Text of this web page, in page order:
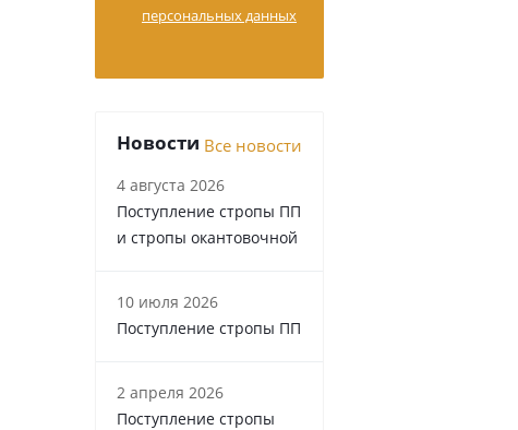
персональных данных
Новости Все новости
4 августа 2026
Поступление стропы ПП
и стропы окантовочной
10 июля 2026
Поступление стропы ПП
2 апреля 2026
Поступление стропы